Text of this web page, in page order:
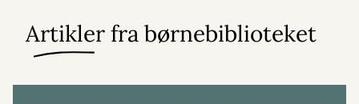
Artikler fra børnebiblioteket